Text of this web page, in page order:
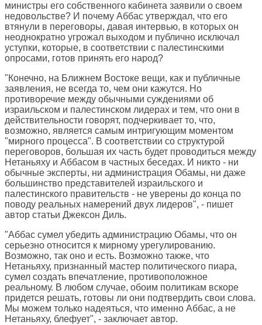
министры его собственного кабинета заявили о своем
недовольстве? И почему Аббас утверждал, что его
втянули в переговоры, давая интервью, в которых он
неоднократно угрожал выходом и публично исключал
уступки, которые, в соответствии с палестинскими
опросами, готов принять его народ?
"Конечно, на Ближнем Востоке вещи, как и публичные
заявления, не всегда то, чем они кажутся. Но
противоречие между обычными суждениями об
израильском и палестинском лидерах и тем, что они в
действительности говорят, подчеркивает то, что,
возможно, является самым интригующим моментом
"мирного процесса". В соответствии со структурой
переговоров, большая их часть будет проводиться между
Нетаньяху и Аббасом в частных беседах. И никто - ни
обычные эксперты, ни администрация Обамы, ни даже
большинство представителей израильского и
палестинского правительств - не уверены до конца по
поводу реальных намерений двух лидеров", - пишет
автор статьи Джексон Диль.
"Аббас сумел убедить администрацию Обамы, что он
серьезно относится к мирному урегулированию.
Возможно, так оно и есть. Возможно также, что
Нетаньяху, признанный мастер политического пиара,
сумел создать впечатление, противоположное
реальному. В любом случае, обоим политикам вскоре
придется решать, готовы ли они подтвердить свои слова.
Мы можем только надеяться, что именно Аббас, а не
Нетаньяху, блефует", - заключает автор.